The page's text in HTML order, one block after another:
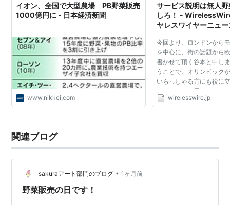
イオン、全国で大型農場 PB野菜販売
1000億円に - 日本経済新聞
www.nikkei.com
サービス説明は無人
しろ！ -
ヤレスワイヤーニュ
今回より、ロンドンから
を中心に、街の話題から
書かせて頂く谷本と申し
うことで、オリンピック
いらっしゃる方にも役に
いてみたいと思います。
欧州におけるニューヨー
wirelesswire.jp
関連ブログ
sakuraアート部門のブログ • 1ヶ月前
野菜販売の日です！